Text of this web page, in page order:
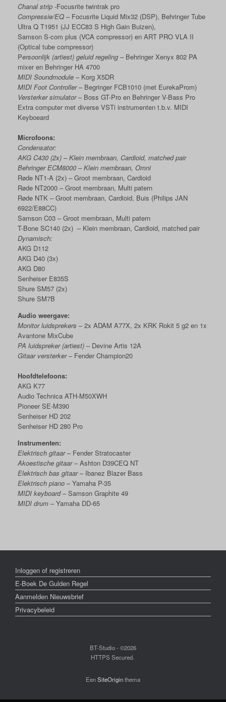
Chanal strip -Focusrite twintrak pro
Compressie/EQ – Focusrite Liquid Mix32 (DSP), Behringer Tube
Ultra Q T1951 (JJ ECC83 S High Gain Buizen),
Samson S-com plus (VCA compressor) en ART PRO VLA II
(Optical tube compressor)
Persoonlijk (artiest) geluid regeling – Behringer Xenyx 802 PA
mixer en Behringer HA 4700
MIDI Soundmodule – Korg X5DR
MIDI Foot Controller– Begringer FCB1010 (met EurekaProm)
Versterker simulator– Boss GT-Pro en Behringer V-Bass Pro
Extra computer met diverse VSTi instrumenten t.b.v. MIDI
Keyboeard
Microfoons:
Condensator:
AKG C430 (2x) – Klein membraan, Cardioid, matched pair
Behringer ECM8000 – Klein membraan, Omni
Røde NT1-A (2x) – Groot membraan, Cardioid
Røde NT2000 – Groot membraan, Multi patern
Røde NTK – Groot membraan, Cardioid, Buis (Philips JAN
6922/E88CC)
Samson C03 – Groot membraan, Multi patern
T-Bone SC140 (2x) – Klein membraan, Cardioid, matched pair
Dynamisch:
AKG D112
AKG D40 (3x)
AKG D80
Senheiser E835S
Shure SM57 (2x)
Shure SM7B
Audio weergave:
Monitor luidsprekers – 2x ADAM A77X, 2x KRK Rokit 5 g2 en 1x
Avantone MixCube
PA luidspreker (artiest) – Devine Artis 12A
Gitaar versterker– Fender Champion20
Hoofdtelefoons:
AKG K77
Audio Technica ATH-M50XWH
Pioneer SE-M390
Senheiser HD 202
Senheiser HD 280 Pro
Instrumenten:
Elektrisch gitaar– Fender Stratocaster
Akoestische gitaar– Ashton D39CEQ NT
Elektrisch bas gitaar– Ibanez Blazer Bass
Elektrisch piano – Yamaha P-35
MIDI keyboard– Samson Graphite 49
MIDI drum – Yamaha DD-65
Inloggen of registreren
E-Boek De Gulden Regel
Aanmelden Nieuwsbrief
Privacybeleid
BT-Studio - ©2026
HTTPS Secured.
EenSiteOriginthema